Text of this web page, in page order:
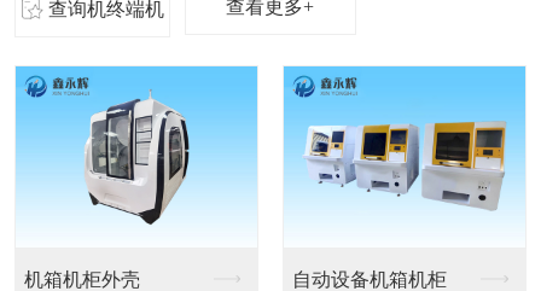
查询机终端机 查看更多+
机箱机柜外壳 自动设备机箱机柜